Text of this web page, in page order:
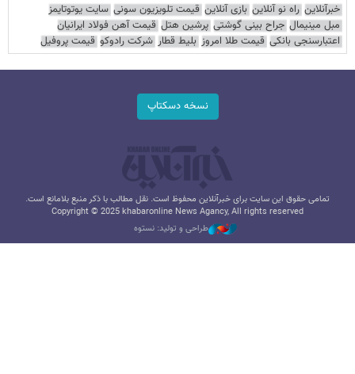
خبرآنلاین راه نو آنلاین بازی آنلاین قیمت تلویزیون سونی سایت یوتوتایمز
مبل مینیمال جراح بینی گوشتی پرشین هتل قیمت آهن فولاد ایرانیان
اعتبارسنجی بانکی قیمت طلا امروز بلیط قطار شرکت رادوکو قیمت پروفیل
نسخه دسکتاپ
تمامی حقوق این سایت برای خبرآنلاین محفوظ است. نقل مطالب با ذکر منبع بلامانع است.
Copyright © 2025 khabaronline News Agancy, All rights reserved
طراحی و تولید: نستوه